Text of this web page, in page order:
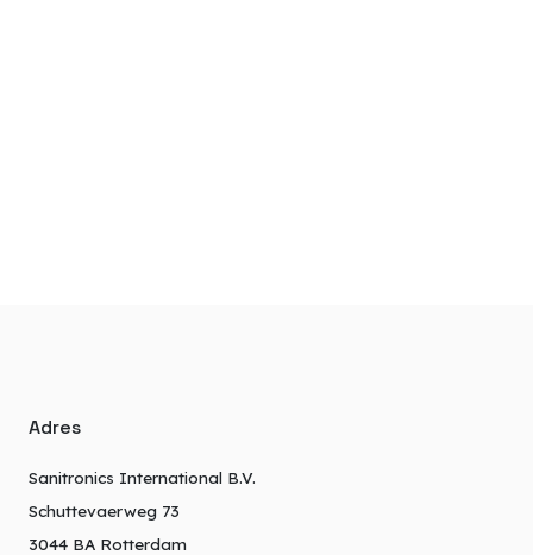
Adres
Sanitronics International B.V.
Schuttevaerweg 73
3044 BA Rotterdam